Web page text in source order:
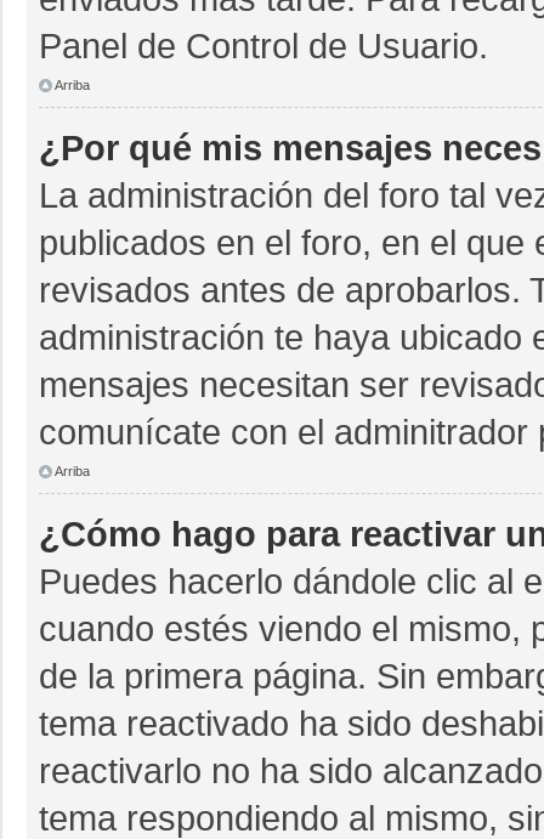
Panel de Control de Usuario.
Arriba
¿Por qué mis mensajes
La administración del foro tal
publicados en el foro, en el
revisados antes de aprobarlos.
administración te haya ubicado
mensajes necesitan ser
comunícate con el
Arriba
¿Cómo hago para reactivar
Puedes hacerlo dándole clic al
cuando estés viendo el mismo,
de la primera página. Sin
tema reactivado ha sido
reactivarlo no ha sido
tema respondiendo al mismo,